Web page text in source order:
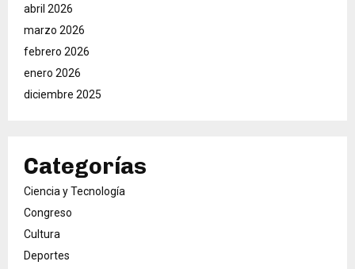
abril 2026
marzo 2026
febrero 2026
enero 2026
diciembre 2025
Categorías
Ciencia y Tecnología
Congreso
Cultura
Deportes